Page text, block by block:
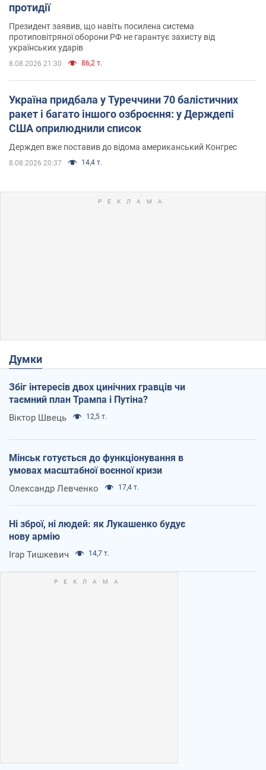
протидії
Президент заявив, що навіть посилена система
протиповітряної оборони РФ не гарантує захисту від
українських ударів
8.08.2026 21:30 86,2 т.
Україна придбала у Туреччини 70 балістичних
ракет і багато іншого озброєння: у Держдепі
США оприлюднили список
Держдеп вже поставив до відома американський Конгрес
8.08.2026 20:37 14,4 т.
Думки
Збіг інтересів двох цинічних гравців чи
таємний план Трампа і Путіна?
Віктор Швець 12,5 т.
Мінськ готується до функціонування в
умовах масштабної воєнної кризи
Олександр Левченко 17,4 т.
Ні зброї, ні людей: як Лукашенко будує
нову армію
Ігар Тишкевич 14,7 т.